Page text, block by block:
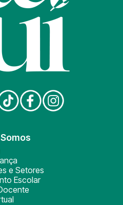
e Setores
Escolar